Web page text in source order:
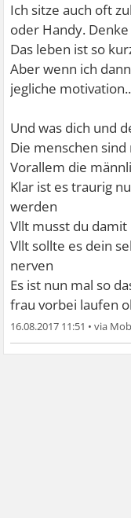
Ich sitze auch oft
oder Handy.
Das leben ist so
Aber wenn ich
jegliche motivation..
Und was dich und
Die menschen
Vorallem die
Klar ist es traurig
werden
Vllt musst du
Vllt sollte es dein
nerven
Es ist nun mal so
frau vorbei laufen
16.08.2017 11:51 •